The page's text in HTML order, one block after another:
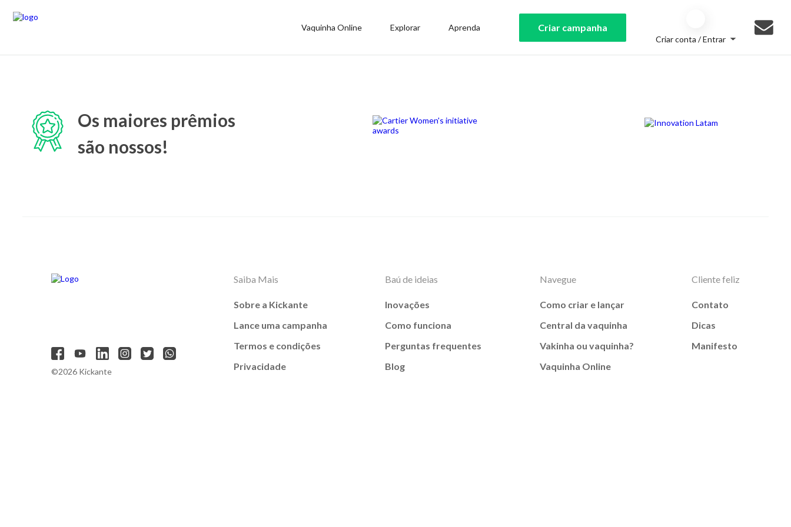
Vaquinha Online Explorar Aprenda Criar campanha
Criar conta / Entrar
Os maiores prêmios
são nossos!
©2026 Kickante
Saiba Mais
Sobre a Kickante
Lance uma campanha
Termos e condições
Privacidade
Baú de ideias
Inovações
Como funciona
Perguntas frequentes
Blog
Navegue
Como criar e lançar
Central da vaquinha
Vakinha ou vaquinha?
Vaquinha Online
Cliente feliz
Contato
Dicas
Manifesto